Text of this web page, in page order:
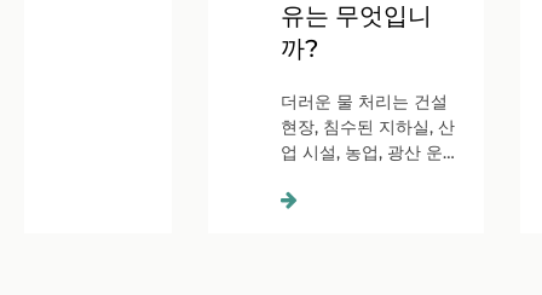
유는 무엇입니
까?
더러운 물 처리는 건설
현장, 침수된 지하실, 산
업 시설, 농업, 광산 운영
걸쳐 가장 어려운 작업